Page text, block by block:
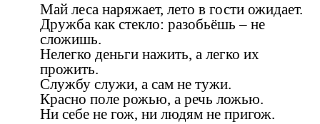
Май леса наряжает, лето в гости ожидает.
Дружба как стекло: разобьёшь – не
сложишь.
Нелегко деньги нажить, а легко их
прожить.
Службу служи, а сам не тужи.
Красно поле рожью, а речь ложью.
Ни себе не гож, ни людям не пригож.